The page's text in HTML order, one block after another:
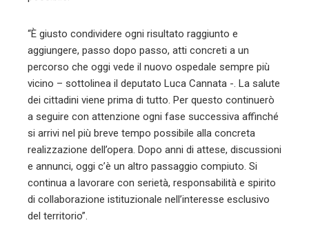
“È giusto condividere ogni risultato raggiunto e
aggiungere, passo dopo passo, atti concreti a un
percorso che oggi vede il nuovo ospedale sempre più
vicino – sottolinea il deputato Luca Cannata -. La salute
dei cittadini viene prima di tutto. Per questo continuerò
a seguire con attenzione ogni fase successiva affinché
si arrivi nel più breve tempo possibile alla concreta
realizzazione dell’opera. Dopo anni di attese, discussioni
e annunci, oggi c’è un altro passaggio compiuto. Si
continua a lavorare con serietà, responsabilità e spirito
di collaborazione istituzionale nell’interesse esclusivo
del territorio”.